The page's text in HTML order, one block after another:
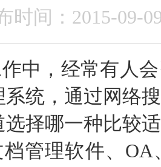
时间：2015-09-
中，经常有人
系统，通过网络
选择哪一种比较
管理软件、